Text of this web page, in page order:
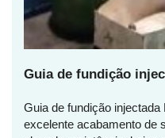
Guia de fundição
Guia de fundição
excelente acabamento de